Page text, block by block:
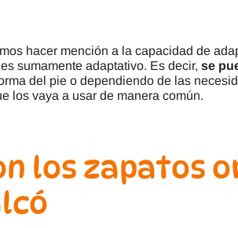
hacer mención a la capacidad de
sumamente adaptativo. Es decir, se
del pie o dependiendo de las
los vaya a usar de manera común.
los zapatos